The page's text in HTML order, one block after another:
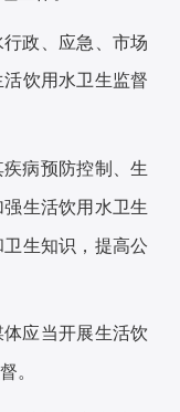
政、应急、市场
饮用水卫生监督
病预防控制、生
生活饮用水卫生
生知识，提高公
应当开展生活饮
。